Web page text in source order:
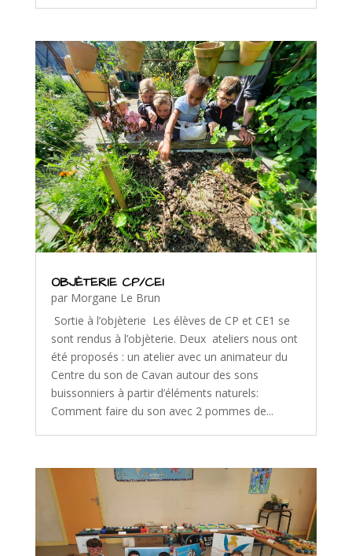
OBJÈTERIE CP/CE1
par Morgane Le Brun
Sortie à l’objèterie Les élèves de CP et CE1 se
sont rendus à l’objèterie. Deux ateliers nous ont
été proposés : un atelier avec un animateur du
Centre du son de Cavan autour des sons
buissonniers à partir d’éléments naturels:
Comment faire du son avec 2 pommes de...